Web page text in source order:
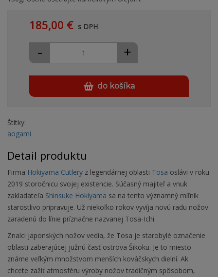
185,00 € s DPH
+
-
do košíka
Štítky:
aogami
Detail produktu
Firma Hokiyama Cutlery z legendárnej oblasti Tosa oslávi v roku
2019 storočnicu svojej existencie. Súčasný majiteľ a vnuk
zakladateľa Shinsuke Hokiyama sa na tento významný míľnik
starostlivo pripravuje. Už niekoľko rokov vyvíja novú radu nožov
zaradenú do línie príznačne nazvanej Tosa-Ichi.
Znalci japonských nožov vedia, že Tosa je starobylé označenie
oblasti zaberajúcej južnú časť ostrova Šikoku. Je to miesto
známe veľkým množstvom menších kováčskych dielní. Ak
chcete zažiť atmosféru výroby nožov tradičným spôsobom,